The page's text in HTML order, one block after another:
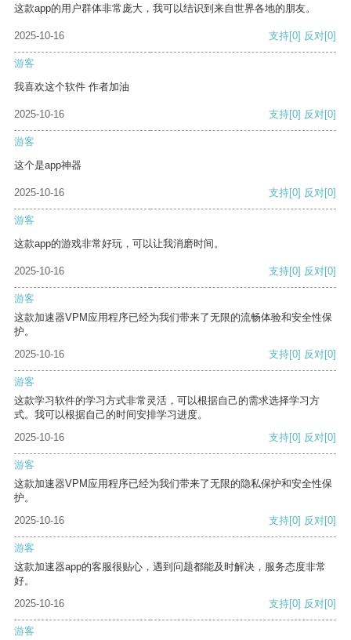
这款app的用户群体非常庞大，我可以结识到来自世界各地的朋友。
2025-10-16 支持[0] 反对[0]
游客
我喜欢这个软件 作者加油
2025-10-16 支持[0] 反对[0]
游客
这个是app神器
2025-10-16 支持[0] 反对[0]
游客
这款app的游戏非常好玩，可以让我消磨时间。
2025-10-16 支持[0] 反对[0]
游客
这款加速器VPM应用程序已经为我们带来了无限的流畅体验和安全性保
护。
2025-10-16
支持[0] 反对[0]
游客
这款学习软件的学习方式非常灵活，可以根据自己的需求选择学习方
式。我可以根据自己的时间安排学习进度。
2025-10-16
支持[0] 反对[0]
游客
这款加速器VPM应用程序已经为我们带来了无限的隐私保护和安全性保
护。
2025-10-16
支持[0] 反对[0]
游客
这款加速器app的客服很贴心，遇到问题都能及时解决，服务态度非常
好。
2025-10-16
支持[0] 反对[0]
游客